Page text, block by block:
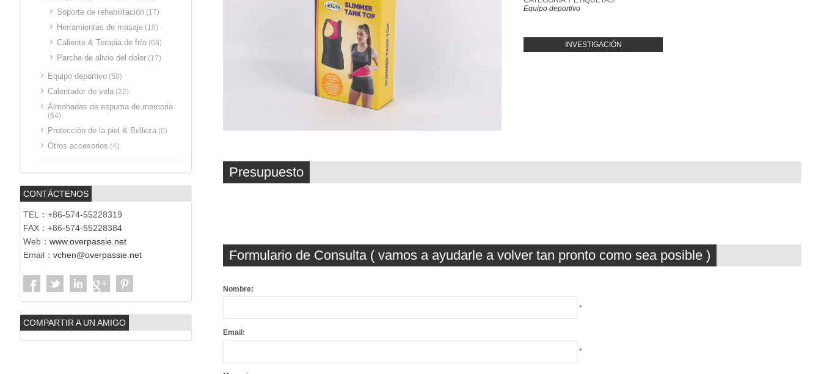
Equipo deportivo
INVESTIGACIÓN
Presupuesto
Formulario de Consulta ( vamos a ayudarle a volver tan pronto como sea posible )
Nombre:
*
Email:
*
Soporte de rehabilitación (17)
Herramientas de masaje (19)
Caliente & Terapia de frío (68)
Parche de alivio del dolor (17)
Equipo deportivo (58)
Calentador de vela (22)
Almohadas de espuma de memoria
(64)
Protección de la piel & Belleza (0)
Otros accesorios (4)
CONTÁCTENOS
TEL：+86-574-55228319
FAX：+86-574-55228384
Web： www.overpassie.net
Email： vchen@overpassie.net
COMPARTIR A UN AMIGO